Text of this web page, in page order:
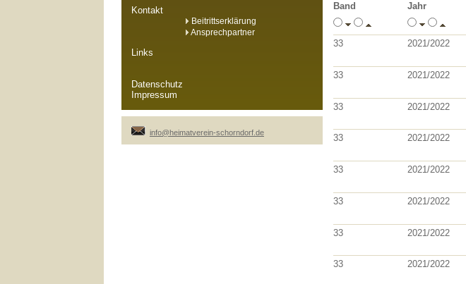
Kontakt
Beitrittserklärung
Ansprechpartner
Links
Datenschutz
Impressum
info@heimatverein-schorndorf.de
Band Jahr
33 2021/2022
33
2021/2022
33
2021/2022
33
2021/2022
33
2021/2022
33
2021/2022
33
2021/2022
33
2021/2022